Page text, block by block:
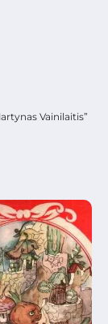
Vainilaitis”